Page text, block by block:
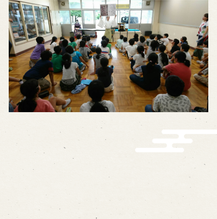
お問い合わせ
よくあるご質問
メールでお問い合わせ
お電話でお問い合わせ
予約
メールフォームから予約
※株式会社うずのくに南あわじの求人情報ページへ移動します